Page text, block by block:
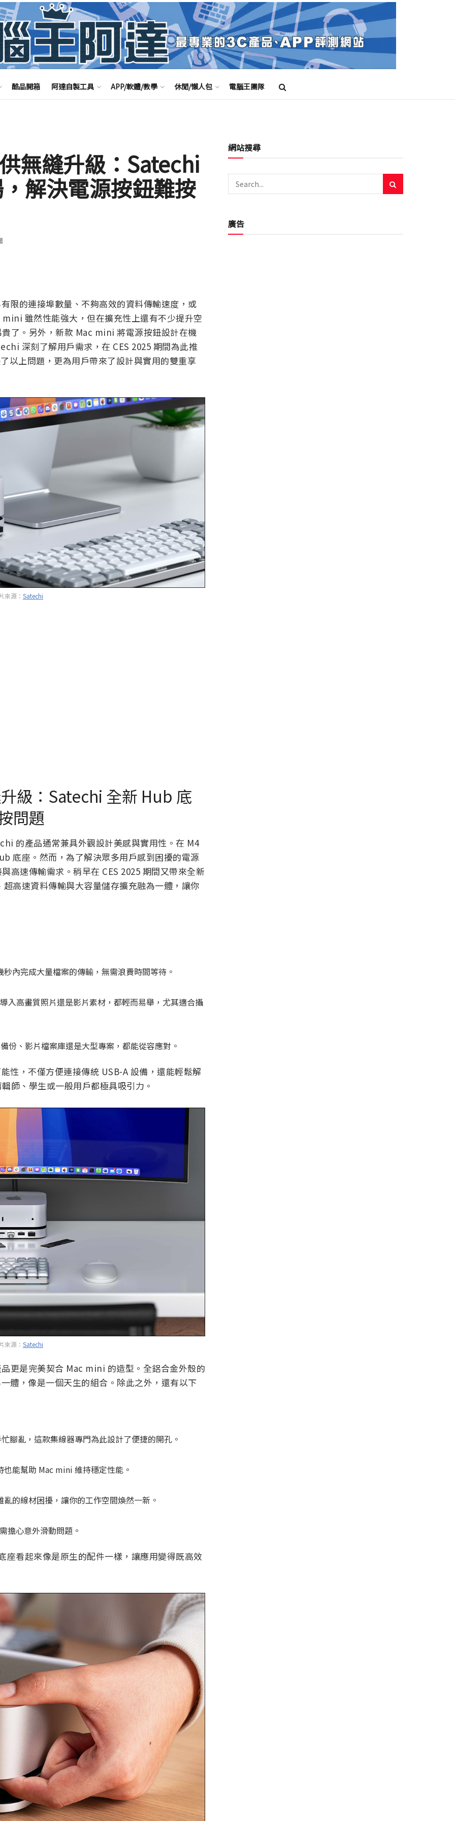
酷品開箱 阿達自製工具 APP/軟體/教學 休閒/懶人包 電腦王團隊
無縫升級：Satechi
解決電源按鈕難按
限的連接埠數量、不夠高效的資料傳輸速度，或
雖然性能強大，但在擴充性上還有不少提升空
了。另外，新款 Mac mini 將電源按鈕設計在機
深刻了解用戶需求，在 CES 2025 期間為此推
以上問題，更為用戶帶來了設計與實用的雙重享
來源： Satechi
級：Satechi 全新 Hub 底
問題
的產品通常兼具外觀設計美感與實用性。在 M4
底座。然而，為了解決眾多用戶感到困擾的電源
高速傳輸需求。稍早在 CES 2025 期間又帶來全新
高速資料傳輸與大容量儲存擴充融為一體，讓你
內完成大量檔案的傳輸，無需浪費時間等待。
入高畫質照片還是影片素材，都輕而易舉，尤其適合攝
份、影片檔案庫還是大型專案，都能從容應對。
性，不僅方便連接傳統 USB-A 設備，還能輕鬆解
師、學生或一般用戶都極具吸引力。
來源： Satechi
更是完美契合 Mac mini 的造型。全鋁合金外殼的
體，像是一個天生的組合。除此之外，還有以下
腳亂，這款集線器專門為此設計了便捷的開孔。
能幫助 Mac mini 維持穩定性能。
的線材困擾，讓你的工作空間煥然一新。
擔心意外滑動問題。
看起來像是原生的配件一樣，讓應用變得既高效
網站搜尋
廣告